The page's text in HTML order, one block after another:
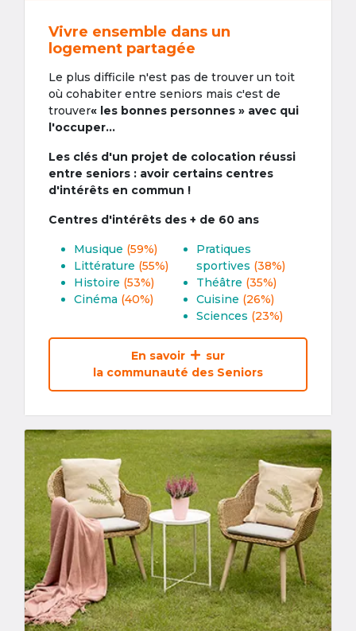
Vivre ensemble dans un
logement partagée
Le plus difficile n'est pas de trouver un toit
où cohabiter entre seniors mais c'est de
trouver« les bonnes personnes » avec qui
l'occuper...
Les clés d'un projet de colocation réussi
entre seniors : avoir certains centres
d'intérêts en commun !
Centres d'intérêts des + de 60 ans
Musique (59%)
Littérature (55%)
Histoire (53%)
Cinéma (40%)
Pratiques
sportives (38%)
Théâtre (35%)
Cuisine (26%)
Sciences (23%)
En savoir
sur
la communauté des Seniors